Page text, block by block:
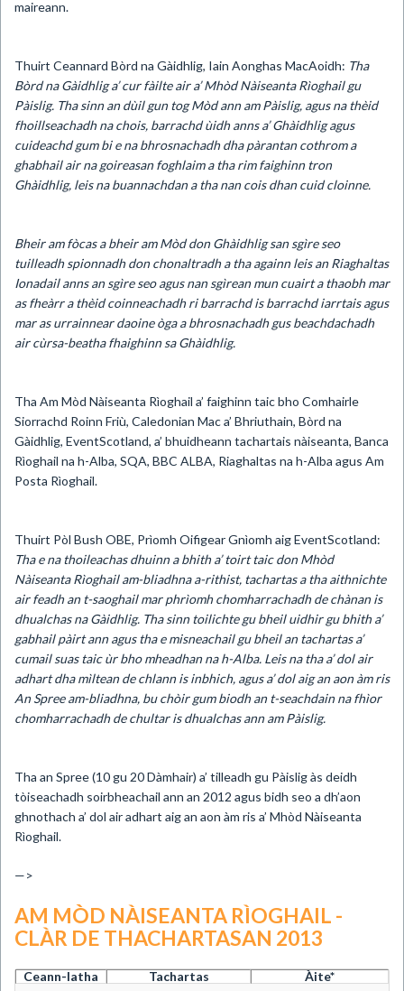
maireann.
Thuirt Ceannard Bòrd na Gàidhlig, Iain Aonghas MacAoidh: Tha
Bòrd na Gàidhlig a’ cur fàilte air a’ Mhòd Nàiseanta Rìoghail gu
Pàislig. Tha sinn an dùil gun tog Mòd ann am Pàislig, agus na thèid
fhoillseachadh na chois, barrachd ùidh anns a’ Ghàidhlig agus
cuideachd gum bi e na bhrosnachadh dha pàrantan cothrom a
ghabhail air na goireasan foghlaim a tha rim faighinn tron
Ghàidhlig, leis na buannachdan a tha nan cois dhan cuid cloinne.
Bheir am fòcas a bheir am Mòd don Ghàidhlig san sgìre seo
tuilleadh spionnadh don chonaltradh a tha againn leis an Riaghaltas
Ionadail anns an sgìre seo agus nan sgìrean mun cuairt a thaobh mar
as fheàrr a thèid coinneachadh ri barrachd is barrachd iarrtais agus
mar as urrainnear daoine òga a bhrosnachadh gus beachdachadh
air cùrsa-beatha fhaighinn sa Ghàidhlig.
Tha Am Mòd Nàiseanta Rìoghail a’ faighinn taic bho Comhairle
Siorrachd Roinn Friù, Caledonian Mac a’ Bhriuthain, Bòrd na
Gàidhlig, EventScotland, a’ bhuidheann tachartais nàiseanta, Banca
Rìoghail na h-Alba, SQA, BBC ALBA, Riaghaltas na h-Alba agus Am
Posta Rìoghail.
Thuirt Pòl Bush OBE, Prìomh Oifigear Gnìomh aig EventScotland:
Tha e na thoileachas dhuinn a bhith a’ toirt taic don Mhòd
Nàiseanta Rìoghail am-bliadhna a-rithist, tachartas a tha aithnichte
air feadh an t-saoghail mar phrìomh chomharrachadh de chànan is
dhualchas na Gàidhlig. Tha sinn toilichte gu bheil uidhir gu bhith a’
gabhail pàirt ann agus tha e misneachail gu bheil an tachartas a’
cumail suas taic ùr bho mheadhan na h-Alba. Leis na tha a’ dol air
adhart dha mìltean de chlann is inbhich, agus a’ dol aig an aon àm ris
An Spree am-bliadhna, bu chòir gum biodh an t-seachdain na fhìor
chomharrachadh de chultar is dhualchas ann am Pàislig.
Tha an Spree (10 gu 20 Dàmhair) a’ tilleadh gu Pàislig às deidh
tòiseachadh soirbheachail ann an 2012 agus bidh seo a dh’aon
ghnothach a’ dol air adhart aig an aon àm ris a’ Mhòd Nàiseanta
Rìoghail.
—>
AM MÒD NÀISEANTA RÌOGHAIL -
CLÀR DE THACHARTASAN 2013
Ceann-latha Tachartas
Àite*